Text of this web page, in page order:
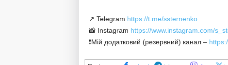
↗️ Telegram https://t.me/ssternenko
📸 Instagram https://www.instagram.com/
❗️Мій додатковий (резервний) канал –